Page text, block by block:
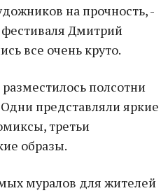
на прочность, -
фестиваля Дмитрий
все очень круто.
полсотни
представляли яркие
третьи
образы.
муралов для жителей